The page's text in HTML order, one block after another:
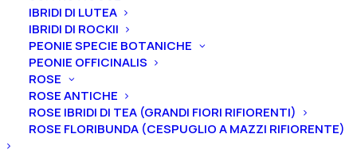
IBRIDI DI LUTEA
IBRIDI DI ROCKII
PEONIE SPECIE BOTANICHE
PEONIE OFFICINALIS
ROSE
ROSE ANTICHE
ROSE IBRIDI DI TEA (GRANDI FIORI RIFIORENTI)
ROSE FLORIBUNDA (CESPUGLIO A MAZZI RIFIORENTE)